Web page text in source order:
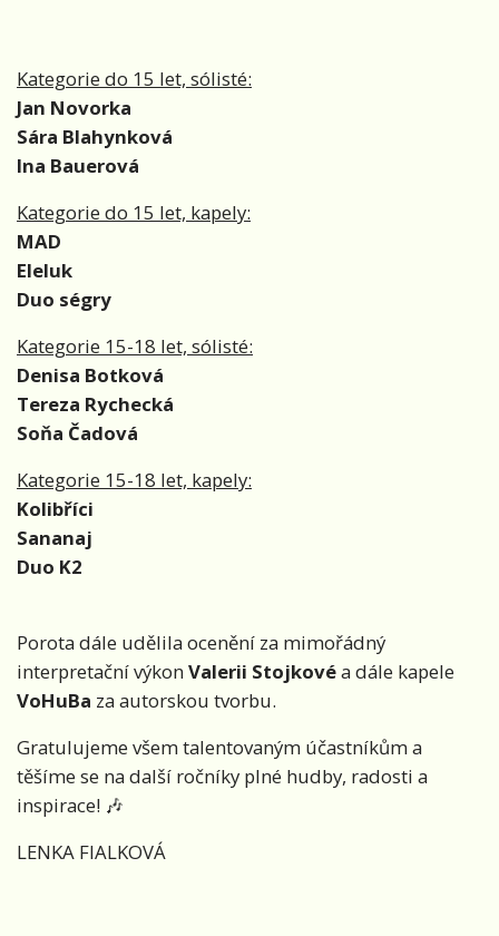
Kategorie do 15 let, sólisté:
Jan Novorka
Sára Blahynková
Ina Bauerová
Kategorie do 15 let, kapely:
MAD
Eleluk
Duo ségry
Kategorie 15-18 let, sólisté:
Denisa Botková
Tereza Rychecká
Soňa Čadová
Kategorie 15-18 let, kapely:
Kolibříci
Sananaj
Duo K2
Porota dále udělila ocenění za mimořádný
interpretační výkonValerii Stojkovéa dále kapele
VoHuBa za autorskou tvorbu.
Gratulujeme všem talentovaným účastníkům a
těšíme se na další ročníky plné hudby, radosti a
inspirace! 🎶
LENKA FIALKOVÁ